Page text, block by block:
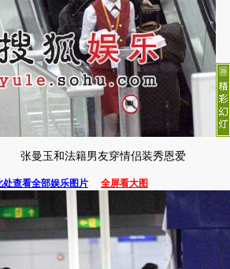
张曼玉和法籍男友穿情侣装秀恩爱
处查看全部娱乐图片 全屏看大图